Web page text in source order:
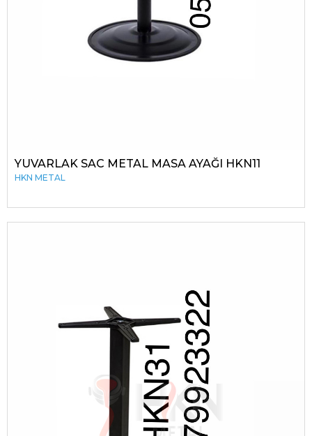
YUVARLAK SAC METAL MASA AYAĞI HKN11
HKN METAL